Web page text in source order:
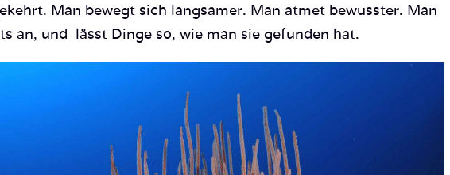
Man bewegt sich langsamer. Man atmet bewusster. Man
an, und lässt Dinge so, wie man sie gefunden hat.